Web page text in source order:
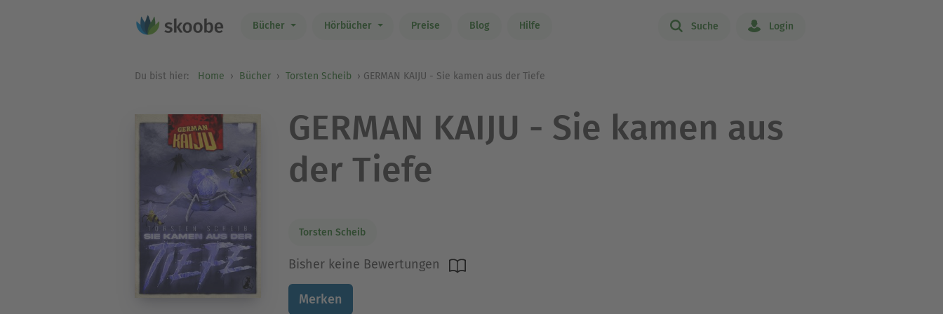
Bücher Hörbücher Preise Blog Hilfe Suche Login
Du bist hier: Home Bücher Torsten Scheib GERMAN KAIJU - Sie kamen aus der Tiefe
GERMAN KAIJU - Sie kamen aus
der Tiefe
Torsten Scheib
Bisher keine Bewertungen
Merken